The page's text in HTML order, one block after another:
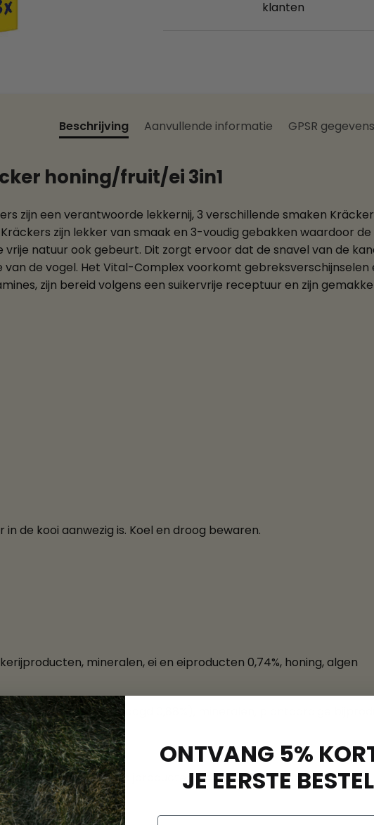
klanten
Beschrijving Aanvullende informatie GPSR gegevens
honing/fruit/ei 3in1
zijn een verantwoorde lekkernij, 3 verschillende smaken
zijn lekker van smaak en 3-voudig gebakken waardoor
natuur ook gebeurt. Dit zorgt ervoor dat de snavel van de
de vogel. Het Vital-Complex voorkomt
zijn bereid volgens een suikervrije receptuur en zijn
de kooi aanwezig is. Koel en droog bewaren.
mineralen, ei en eiproducten 0,74%, honing, algen
1,5%, abrikoos gedroogd 0,88%), mineralen, plantaardige
plantaardige bijproducten, honing 0,35%, algen
ONTVANG 5%
JE EERSTE